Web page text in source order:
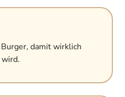
damit wirklich